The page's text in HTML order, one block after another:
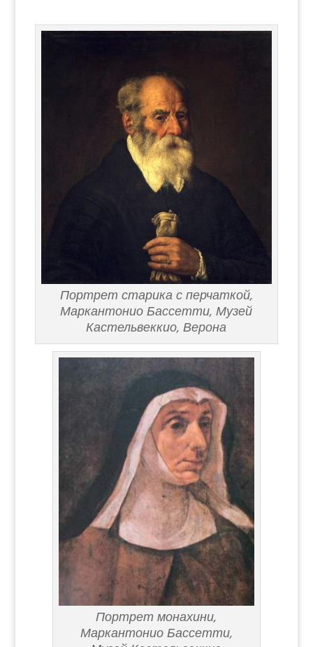
Портрет старика с перчаткой,
Маркантонио Бассетти, Музей
Кастельвеккио, Верона
Портрет монахини,
Маркантонио Бассетти,